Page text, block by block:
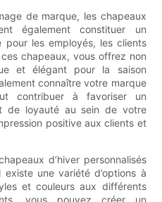
de marque, les chapeaux
également constituer un
les employés, les clients
chapeaux, vous offrez non
et élégant pour la saison
connaître votre marque
contribuer à favoriser un
de loyauté au sein de votre
positive aux clients et
d’hiver personnalisés
une variété d’options à
et couleurs aux différents